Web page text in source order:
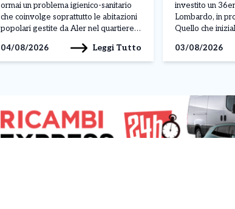
ormai un problema igienico-sanitario
che coinvolge soprattutto le abitazioni
popolari gestite da Aler nel quartiere
si registrano nei cortili, nelle cantine e
nelle aree comuni, dove al degrado si
04/08/2026 Leggi Tutto
investito un
Lombardo, in
Quello che
si è rivelato,
un gesto
03/08/2026